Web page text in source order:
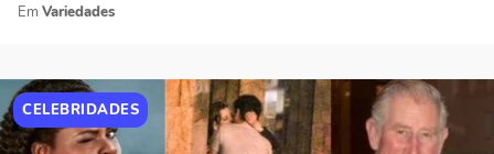
Variedades
CELEBRIDADES